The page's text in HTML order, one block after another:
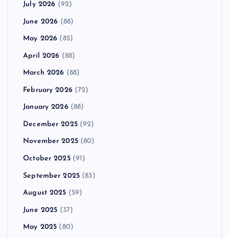
July 2026 (92)
June 2026 (88)
May 2026 (85)
April 2026 (88)
March 2026 (88)
February 2026(72)
January 2026(88)
December 2025(92)
November 2025(80)
October 2025(91)
September 2025 (83)
August 2025 (59)
June 2025 (37)
May 2025 (80)